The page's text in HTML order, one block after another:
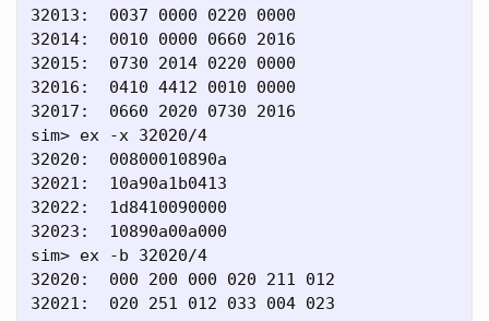
32013:  0037 0000 0220 0000
32014:  0010 0000 0660 2016
32015:  0730 2014 0220 0000
32016:  0410 4412 0010 0000
32017:  0660 2020 0730 2016
sim> ex -x 32020/4
32020:  00800010890a
32021:  10a90a1b0413
32022:  1d8410090000
32023:  10890a00a000
sim> ex -b 32020/4
32020:  000 200 000 020 211 012
32021:  020 251 012 033 004 023